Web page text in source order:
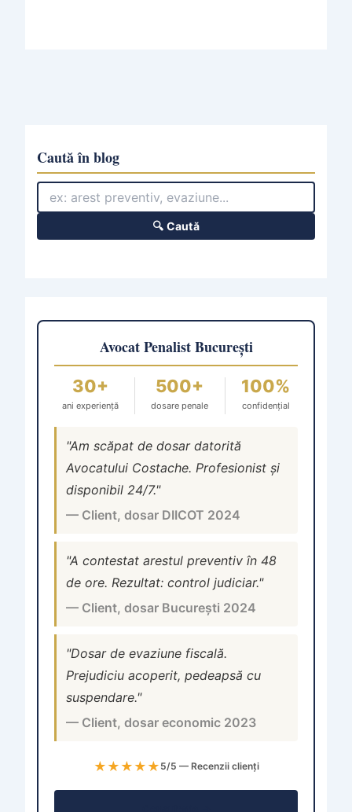
Caută în blog
🔍 Caută
Avocat Penalist București
30+
ani experiență
500+
dosare penale
100%
confidențial
"Am scăpat de dosar datorită
Avocatului Costache. Profesionist și
disponibil 24/7."
— Client, dosar DIICOT 2024
"A contestat arestul preventiv în 48
de ore. Rezultat: control judiciar."
— Client, dosar București 2024
"Dosar de evaziune fiscală.
Prejudiciu acoperit, pedeapsă cu
suspendare."
— Client, dosar economic 2023
★★★★★ 5/5 — Recenzii clienți